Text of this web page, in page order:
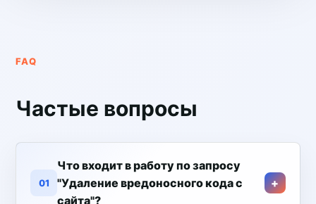
FAQ
Частые вопросы
01
Что входит в работу по запросу
"Удаление вредоносного кода с
сайта"?